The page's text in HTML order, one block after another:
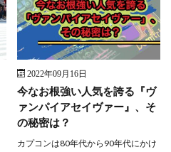
2022年09月16日
今なお根強い人気を誇る『ヴ
ァンパイアセイヴァー』、そ
の秘密は？
カプコンは80年代から90年代にかけ